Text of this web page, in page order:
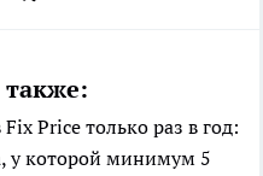
также:
Fix Price только раз в год:
у которой минимум 5